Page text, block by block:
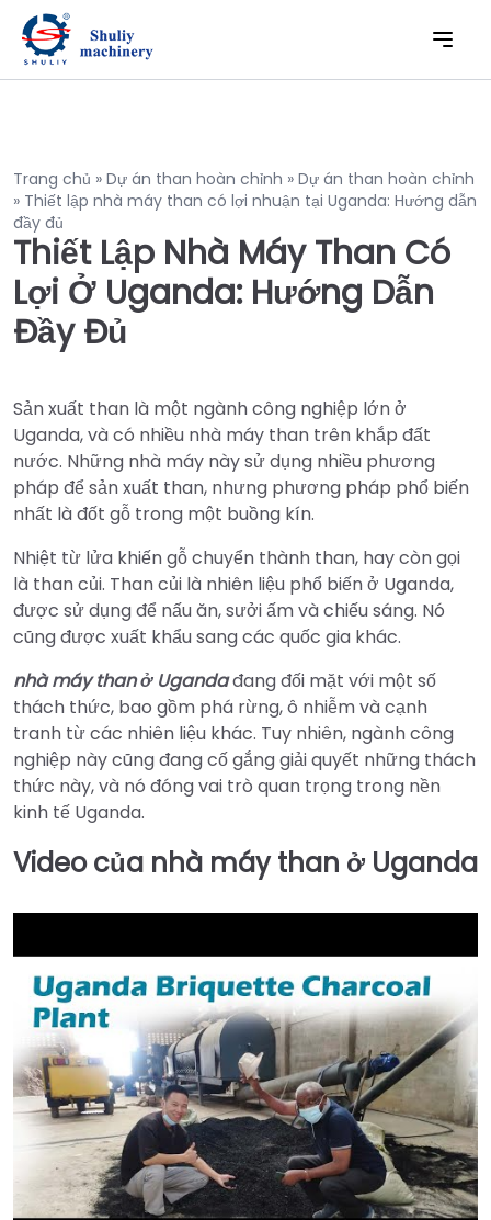
Trang chủ » Dự án than hoàn chỉnh » Dự án than hoàn chỉnh
» Thiết lập nhà máy than có lợi nhuận tại Uganda: Hướng dẫn
đầy đủ
Thiết Lập Nhà Máy Than Có
Lợi Ở Uganda: Hướng Dẫn
Đầy Đủ
Sản xuất than là một ngành công nghiệp lớn ở
Uganda, và có nhiều nhà máy than trên khắp đất
nước. Những nhà máy này sử dụng nhiều phương
pháp để sản xuất than, nhưng phương pháp phổ biến
nhất là đốt gỗ trong một buồng kín.
Nhiệt từ lửa khiến gỗ chuyển thành than, hay còn gọi
là than củi. Than củi là nhiên liệu phổ biến ở Uganda,
được sử dụng để nấu ăn, sưởi ấm và chiếu sáng. Nó
cũng được xuất khẩu sang các quốc gia khác.
nhà máy than ở Ugandađang đối mặt với một số
thách thức, bao gồm phá rừng, ô nhiễm và cạnh
tranh từ các nhiên liệu khác. Tuy nhiên, ngành công
nghiệp này cũng đang cố gắng giải quyết những thách
thức này, và nó đóng vai trò quan trọng trong nền
kinh tế Uganda.
Video của nhà máy than ở Uganda